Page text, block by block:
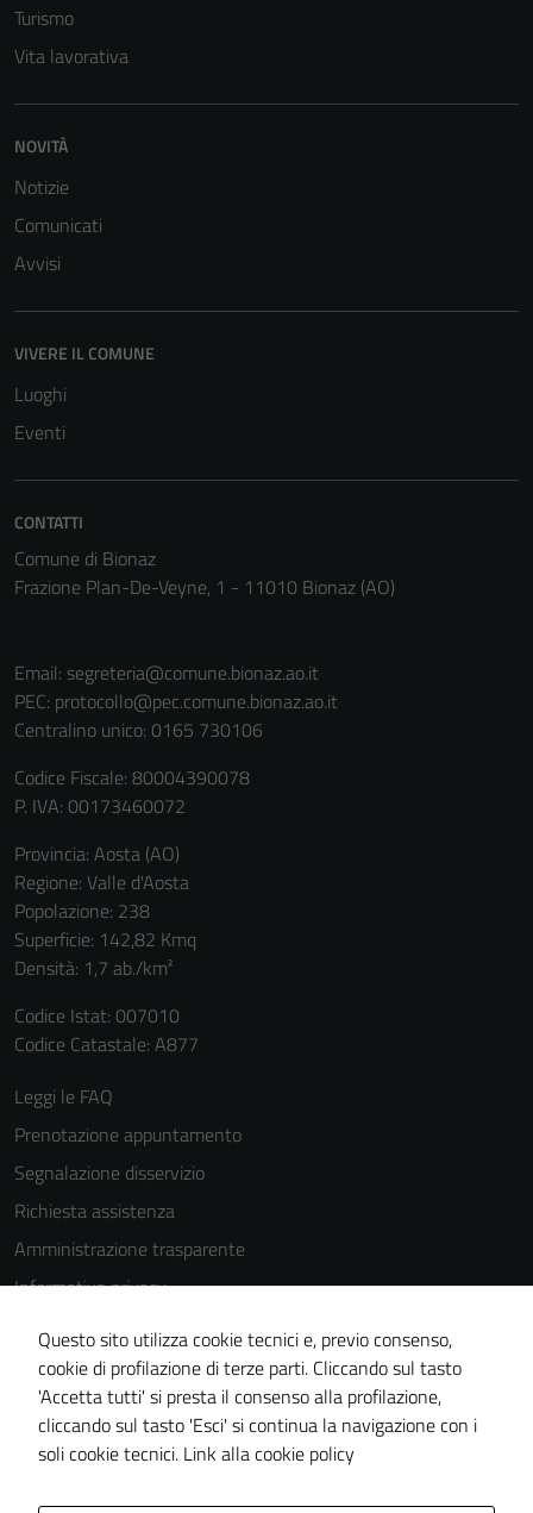
Turismo
Vita lavorativa
NOVITÀ
Notizie
Comunicati
Avvisi
VIVERE IL COMUNE
Luoghi
Eventi
CONTATTI
Comune di Bionaz
Frazione Plan-De-Veyne, 1 - 11010 Bionaz (AO)
Email: segreteria@comune.bionaz.ao.it
PEC: protocollo@pec.comune.bionaz.ao.it
Centralino unico: 0165 730106
Codice Fiscale: 80004390078
P. IVA: 00173460072
Provincia: Aosta (AO)
Regione: Valle d'Aosta
Popolazione: 238
Superficie: 142,82 Kmq
Densità: 1,7 ab./km²
Codice Istat: 007010
Codice Catastale: A877
Leggi le FAQ
Prenotazione appuntamento
Segnalazione disservizio
Richiesta assistenza
Amministrazione trasparente
Informativa privacy
Note legali
Dichiarazione di accessibilità
Piano di miglioramento del sito
Questo sito utilizza cookie tecnici e, previo consenso,
cookie di profilazione di terze parti. Cliccando sul tasto
'Accetta tutti' si presta il consenso alla profilazione,
cliccando sul tasto 'Esci' si continua la navigazione con i
soli cookie tecnici. Link alla cookie policy